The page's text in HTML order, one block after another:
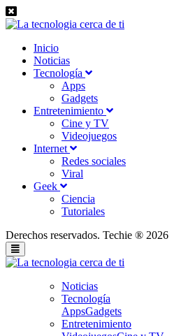
Inicio
Noticias
Tecnología
Apps
Gadgets
Entretenimiento
Cine y TV
Videojuegos
Internet
Redes sociales
Viral
Geek
Ciencia
Tutoriales
Derechos reservados. Techie ® 2026
Noticias
Tecnología
AppsGadgets
Entretenimiento